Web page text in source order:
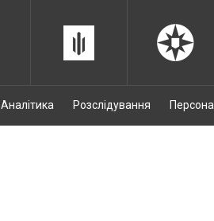
Аналітика Розслідування Персона